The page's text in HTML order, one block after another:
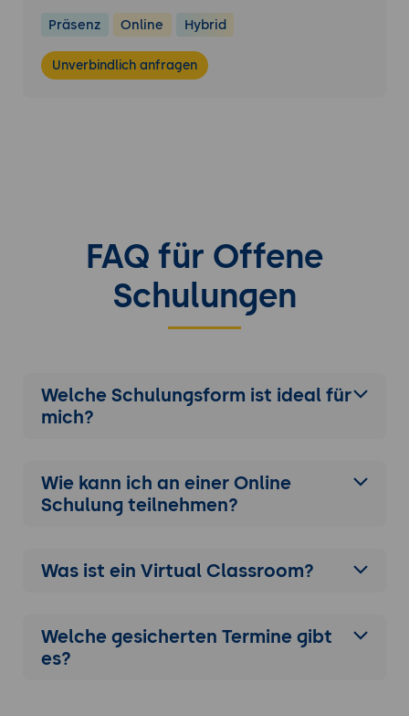
Practitioner Zertifizierungsprüfung besteht
aus 50 Multiple-Choice Fragen. Die Prüfung
gilt als bestanden, wenn mindestens 30
Fragen (60%) richtig beantwortet sind.
Die Prüfungsgebühr von 445 Euro für Ihre
Online-Prüfung Foundation, 475 Euro für Ihre
Online-Prüfung Practitioner, original
enthalten.
Präsenz Online Hybrid
Unverbindlich anfragen
FAQ für Offene
Schulungen
Welche Schulungsform ist ideal für
mich?
Wie kann ich an einer Online
Schulung teilnehmen?
Was ist ein Virtual Classroom?
Welche gesicherten Termine gibt
es?